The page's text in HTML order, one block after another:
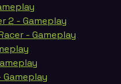
2 - Gameplay
- Gameplay
Gameplay